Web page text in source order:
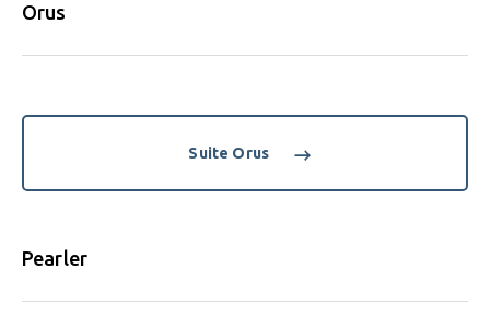
Orus
Suite Orus
Pearler